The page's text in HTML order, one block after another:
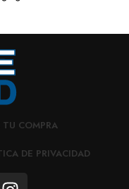
TU COMPRA
DE PRIVACIDAD